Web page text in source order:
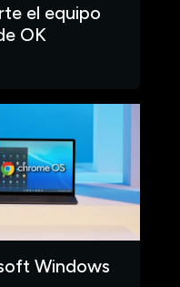
el equipo
OK
Windows